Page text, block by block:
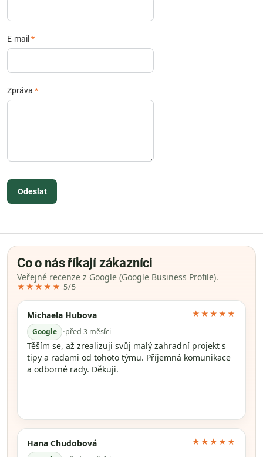
E-mail *
Zpráva *
Odeslat
Co o nás říkají zákazníci
Veřejné recenze z Google (Google Business Profile).
★★★★★ 5/5
Michaela Hubova
Google •před 3 měsíci
★★★★★
Těším se, až zrealizuji svůj malý zahradní projekt s
tipy a radami od tohoto týmu. Příjemná komunikace
a odborné rady. Děkuji.
Hana Chudobová ★★★★★